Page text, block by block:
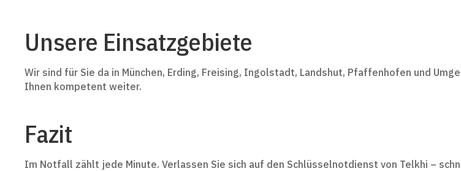
Unsere Einsatzgebiete
Wir sind für Sie da in München, Erding, Freising, Ingolstadt, Landshut, Pfaffenhofen und
Ihnen kompetent weiter.
Fazit
Im Notfall zählt jede Minute. Verlassen Sie sich auf den Schlüsselnotdienst von Telkhi –